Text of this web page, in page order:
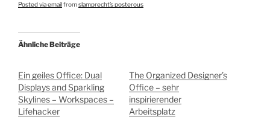
Posted via emailfromslamprecht’s posterous
Ähnliche Beiträge
Ein geiles Office: Dual
Displays and Sparkling
Skylines – Workspaces –
Lifehacker
The Organized Designer’s
Office – sehr
inspirierender
Arbeitsplatz